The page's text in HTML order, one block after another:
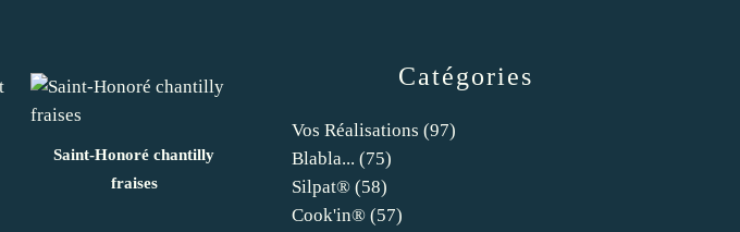
Saint-Honoré chantilly
fraises
Catégories
Vos Réalisations (97)
Blabla... (75)
Silpat® (58)
Cook'in® (57)